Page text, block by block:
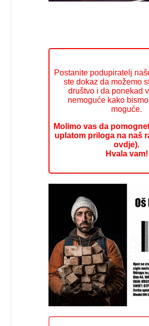
Postanite podupiratelj
ste dokaz da možemo
društvo i da ponekad
nemoguće kako
moguće.
Molimo vas da
uplatom priloga na naš
ovdje).
Hvala vam!